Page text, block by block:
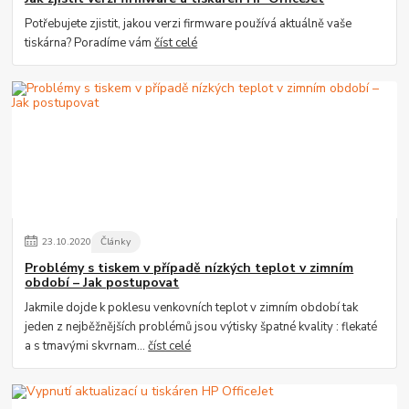
Potřebujete zjistit, jakou verzi firmware používá aktuálně vaše
tiskárna? Poradíme vámčíst celé
23.10.2020 Články
Problémy s tiskem v případě nízkých teplot v zimním
období – Jak postupovat
Jakmile dojde k poklesu venkovních teplot v zimním období tak
jeden z nejběžnějších problémů jsou výtisky špatné kvality : flekaté
a s tmavými skvrnam...číst celé